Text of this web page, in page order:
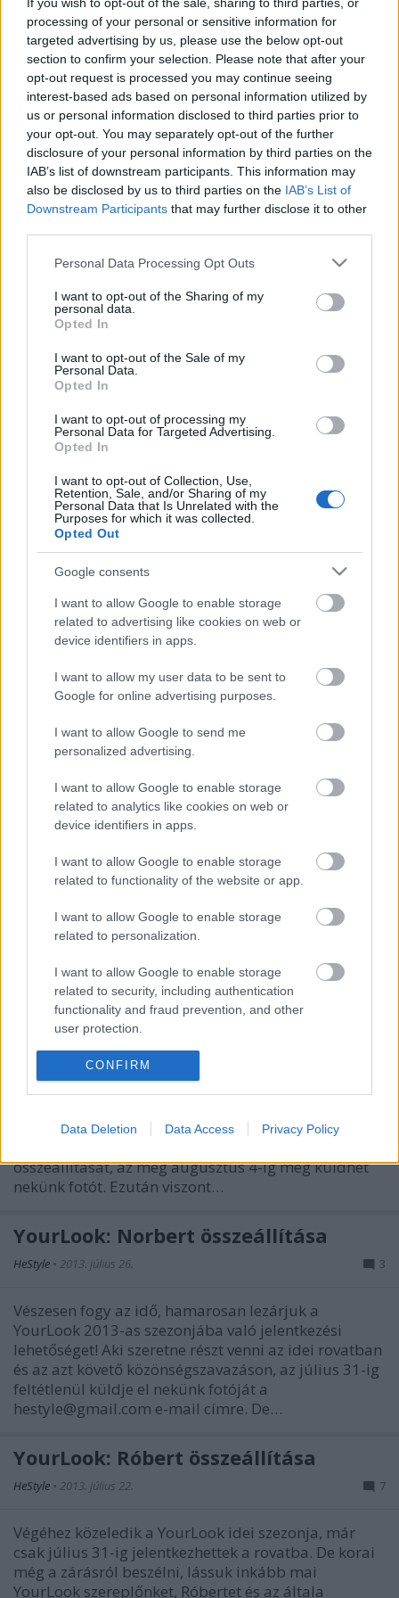
processing of your personal or sensitive information for
targeted advertising by us, please use the below opt-out
section to confirm your selection. Please note that after your
opt-out request is processed you may continue seeing
interest-based ads based on personal information utilized by
us or personal information disclosed to third parties prior to
your opt-out. You may separately opt-out of the further
disclosure of your personal information by third parties on the
IAB’s list of downstream participants. This information may
also be disclosed by us to third parties on the IAB’s List of
Downstream Participants that may further disclose it to other
Please note that this website/app uses one or more Google
not limited to your visit or usage behaviour. You may click to
grant or deny consent to Google and its third-party tags to
use your data for below specified purposes in below Google
consent section.
Personal Data Processing Opt Outs
I want to opt-out of the Sharing of my
personal data.
Opted In
I want to opt-out of the Sale of my
Personal Data.
Opted In
I want to opt-out of processing my
Personal Data for Targeted Advertising.
Opted In
I want to opt-out of Collection, Use,
Retention, Sale, and/or Sharing of my
Personal Data that Is Unrelated with the
Purposes for which it was collected.
Opted Out
Google consents
I want to allow Google to enable storage
related to advertising like cookies on web or
device identifiers in apps.
I want to allow my user data to be sent to
Google for online advertising purposes.
I want to allow Google to send me
personalized advertising.
I want to allow Google to enable storage
related to analytics like cookies on web or
device identifiers in apps.
I want to allow Google to enable storage
related to functionality of the website or app.
I want to allow Google to enable storage
related to personalization.
I want to allow Google to enable storage
related to security, including authentication
functionality and fraud prevention, and other
user protection.
CONFIRM
Data Deletion Data Access Privacy Policy
szettel!Az új szezon első beküldője, Bence, aki egyik
kedvenc őszi/téli összeállításáról küldött be nekünk
fotót. Ha Ti is szeretnétek megmutatni kedvenc
ruháitokat…
Indul a YourLook legújabb évada!
HeStyle •2014. november 12.
Újra itt van egyik legkedveltebb és legnépszerűbb
rovatunk, a YourLook!Mától fogva újra várjuk
tennetek, mint fotót küldeni nekünk a
YourLook: Indul a szavazás!
•2014. április 01.
YourLook előző, 2013-as szezonjához beérkezett
fotók közönségszavazása!A tavalyi sorozatunkhoz
kedvenc összeállításaitokat mutattátok be nekünk és
a HeStyle olvasóinak. Hagyományaink…
YourLook: Soma összeállítása
Végéhez ért egy újabb YourLook éra, ezzel a poszttal
lezárjuk a rovat jelenlegi szezonját, melynek utolsó
szereplője Soma és az általa beküldött letisztult,
nyári szett. Kedvencünk a táska, melyről egyáltalán
nem gondoltuk volna, hogy onnan van, ahonnan az
olvasható a kép alatti…
YourLook: Tomi összeállítása
•2013. augusztus 12.
Végéhez közeledik a 2013-as YourLook szezon,
hamarosan indul a közönségszavazás, melyen a
legjobb szettet keressük majd!Most azonban jöjjön a
szezon utolsó előtti fotója, melyet Tomi nevű
olvasónk küldött be egyik kedvenc, nyári
összeállításáról. Mi a véleményetek…
YourLook: Levente összeállítása
Folytatódik a YourLook, sőt van egy jó hírünk is azok
idei szezonjában: meghosszabbítottuk a
összeállítását, az még augusztus 4-ig még küldhet
nekünk fotót. Ezután viszont…
YourLook: Norbert összeállítása
HeStyle • 2013. július 26. 3
Vészesen fogy az idő, hamarosan lezárjuk a
YourLook 2013-as szezonjába való jelentkezési
lehetőséget! Aki szeretne részt venni az idei rovatban
és az azt követő közönségszavazáson, az július 31-ig
feltétlenül küldje el nekünk fotóját a
hestyle@gmail.com e-mail címre. De…
YourLook: Róbert összeállítása
HeStyle • 2013. július 22. 7
Végéhez közeledik a YourLook idei szezonja, már
csak július 31-ig jelentkezhettek a rovatba. De korai
még a zárásról beszélni, lássuk inkább mai
YourLook szereplőnket, Róbertet és az általa